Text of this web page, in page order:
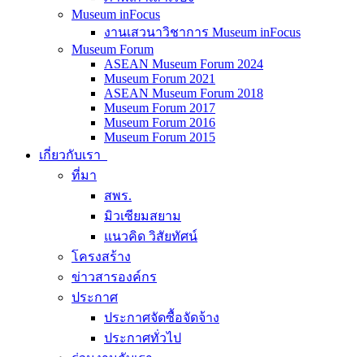
Museum inFocus
งานเสวนาวิชาการ Museum inFocus
Museum Forum
ASEAN Museum Forum 2024
Museum Forum 2021
ASEAN Museum Forum 2018
Museum Forum 2017
Museum Forum 2016
Museum Forum 2015
เกี่ยวกับเรา
ที่มา
สพร.
มิวเซียมสยาม
แนวคิด วิสัยทัศน์
โครงสร้าง
ข่าวสารองค์กร
ประกาศ
ประกาศจัดซื้อจัดจ้าง
ประกาศทั่วไป